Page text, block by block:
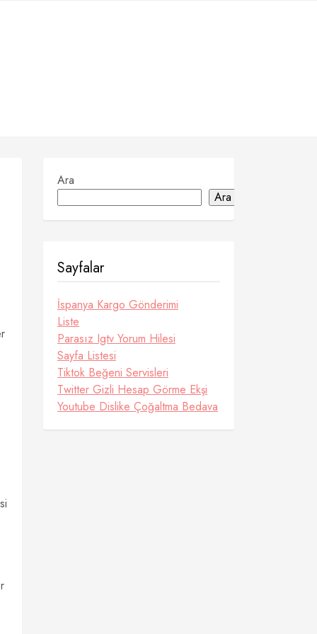
Ara
Ara
Sayfalar
İspanya Kargo Gönderimi
Liste
Parasız Igtv Yorum Hilesi
Sayfa Listesi
Tiktok Beğeni Servisleri
Twitter Gizli Hesap Görme Ekşi
Youtube Dislike Çoğaltma Bedava